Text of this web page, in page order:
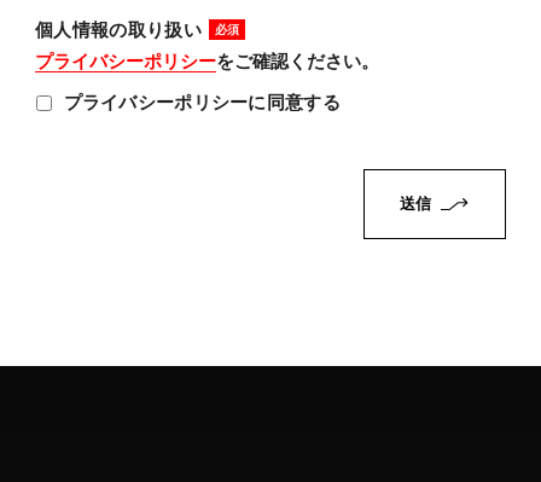
個人情報の取り扱い
プライバシーポリシーをご確認ください。
プライバシーポリシーに同意する